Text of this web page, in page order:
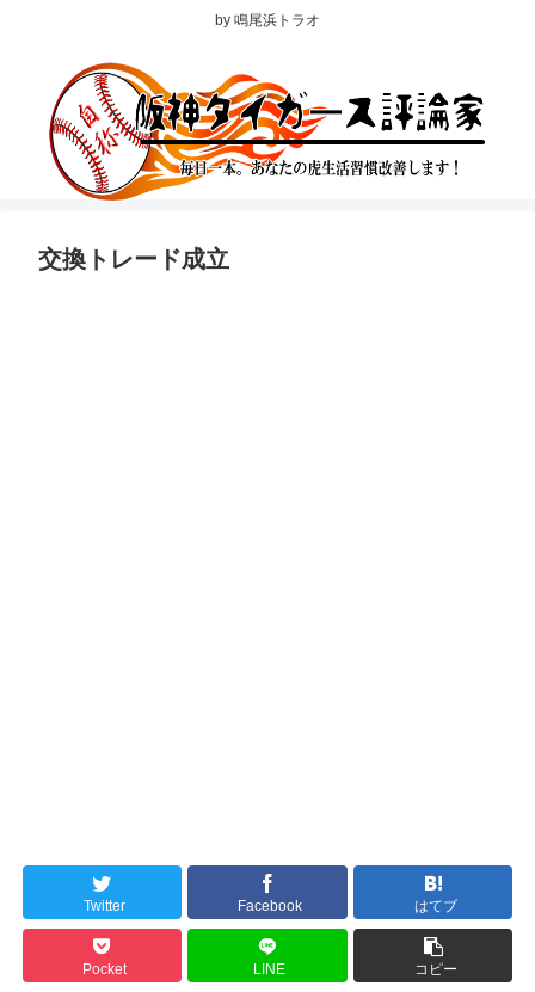
by 鳴尾浜トラオ
交換トレード成立
Twitter Facebook はてブ
Pocket LINE コピー